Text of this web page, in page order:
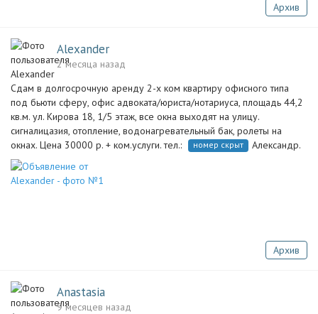
Архив
Alexander
2 месяца назад
Сдам в долгосрочную аренду 2-х ком квартиру офисного типа
под бьюти сферу, офис адвоката/юриста/нотариуса, площадь 44,2
кв.м. ул. Кирова 18, 1/5 этаж, все окна выходят на улицу.
сигналицазия, отопление, водонагревательный бак, ролеты на
окнах. Цена 30000 р. + ком.услуги. тел.:
номер скрыт Александр.
Архив
Anastasia
9 месяцев назад